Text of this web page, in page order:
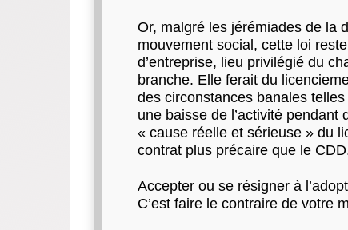
Or, malgré les jérémiades de la
mouvement social, cette loi
d’entreprise, lieu privilégié du
branche. Elle ferait du
des circonstances banales
une baisse de l’activité
« cause réelle et sérieuse » du
contrat plus précaire que le
Accepter ou se résigner à
C’est faire le contraire de votre